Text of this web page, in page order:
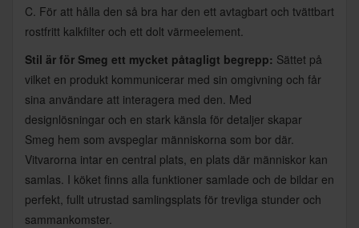
C. För att hålla den så bra har den ett avtagbart och tvättbart
rostfritt kalkfilter och ett dolt värmeelement.
Stil är för Smeg ett mycket påtagligt begrepp: Sättet på
vilket en produkt kommunicerar med sin omgivning och får
sina användare att interagera med den. Med
designlösningar och en stark känsla för detaljer skapar
Smeg hem som avspeglar människorna som bor där.
Vitvarorna intar en central plats, en plats där människor kan
samlas. I köket finns alla funktioner samlade och de bildar en
perfekt, fullt utrustad samlingsplats för trevliga stunder och
sammankomster.